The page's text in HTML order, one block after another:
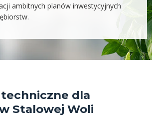
ambitnych planów inwestycyjnych
dla
Stalowej Woli